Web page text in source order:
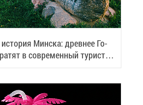
ис­то­рия Мин­ска: древ­нее Го­
в со­вре­мен­ный ту­ри­сти­